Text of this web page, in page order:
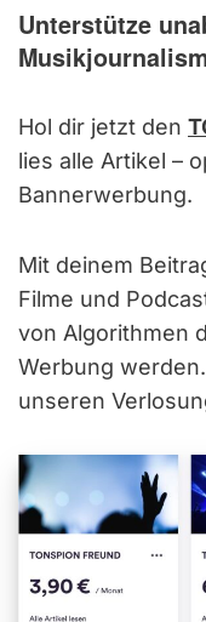
Unterstütze
Hol dir jetzt den
lies alle Artikel –
Bannerwerbung.
Mit deinem
Filme und
von Algorithmen
Werbung
unseren